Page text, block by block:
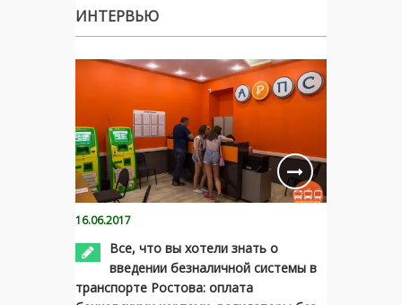
ИНТЕРВЬЮ
16.06.2017
Все, что вы хотели знать о
введении безналичной системы в
транспорте Ростова: оплата